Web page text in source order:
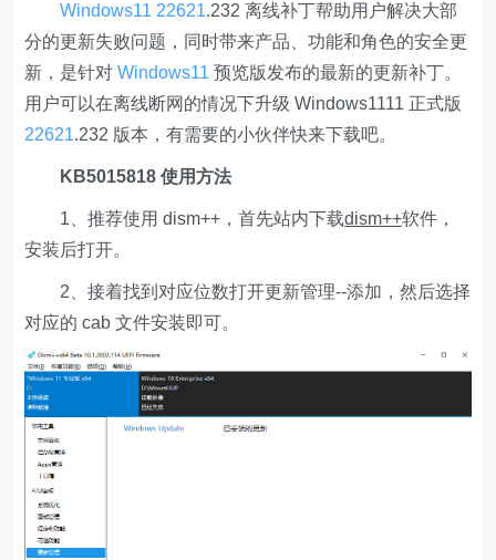
Windows11 22621.232 离线补丁帮助用户解决大部
分的更新失败问题，同时带来产品、功能和角色的安全更
新，是针对Windows11 预览版发布的最新的更新补丁。
用户可以在离线断网的情况下升级 Windows1111 正式版
22621.232 版本，有需要的小伙伴快来下载吧。
KB5015818 使用方法
1、推荐使用 dism++，首先站内下载dism++软件，
安装后打开。
2、接着找到对应位数打开更新管理--添加，然后选择
对应的 cab 文件安装即可。